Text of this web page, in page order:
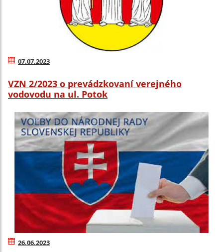
07.07.2023
VZN 2/2023 o prevádzkovaní verejného
vodovodu na ul. Potok
26.06.2023